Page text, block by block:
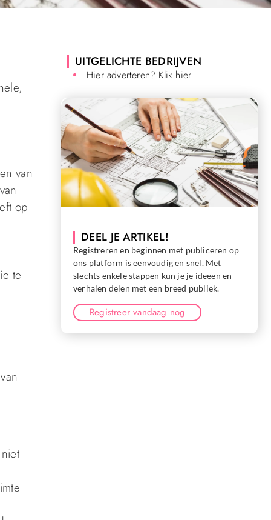
van
op
te
UITGELICHTE BEDRIJVEN
Hier adverteren? Klik hier
DEEL JE ARTIKEL!
Registreren en beginnen met publiceren op
ons platform is eenvoudig en snel. Met
slechts enkele stappen kun je je ideeën en
verhalen delen met een breed publiek.
Registreer vandaag nog